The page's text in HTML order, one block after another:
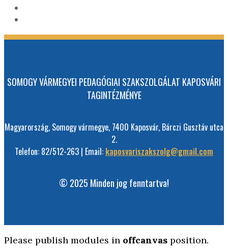
SOMOGY VÁRMEGYEI PEDAGÓGIAI SZAKSZOLGÁLAT KAPOSVÁRI
TAGINTÉZMÉNYE
Magyarország, Somogy vármegye, 7400 Kaposvár, Bárczi Gusztáv utca
2.
Telefon: 82/512-263 | Email: kaposvariszakszolg@gmail.com
© 2025 Minden jog fenntartva!
Please publish modules in offcanvas position.